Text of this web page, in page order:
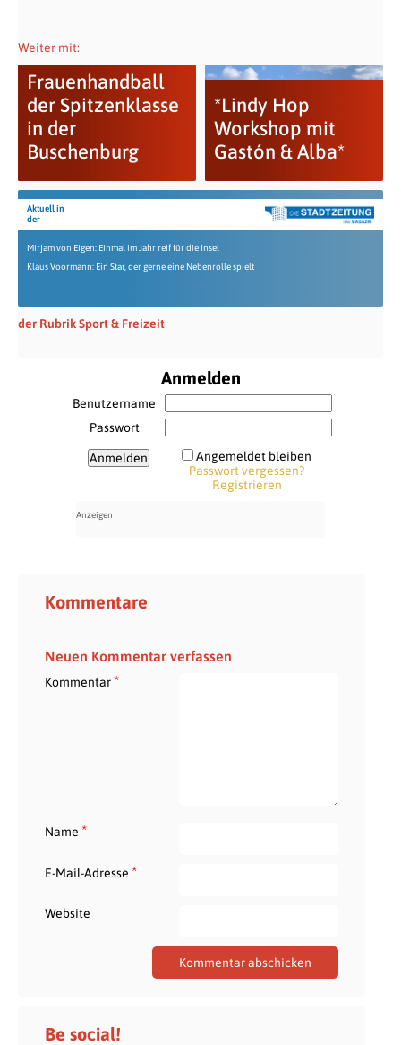
Weiter mit:
Frauenhandball
der Spitzenklasse
in der
Buschenburg
*Lindy Hop
Workshop mit
Gastón & Alba*
Aktuell in
der
Mirjam von Eigen: Einmal im Jahr reif für die Insel
Klaus Voormann: Ein Star, der gerne eine Nebenrolle spielt
der Rubrik Sport & Freizeit
Anmelden
Benutzername
Passwort
Angemeldet bleiben
Passwort vergessen?
Registrieren
Kommentare
Neuen Kommentar verfassen
Kommentar*
Name *
E-Mail-Adresse *
Website
Be social!